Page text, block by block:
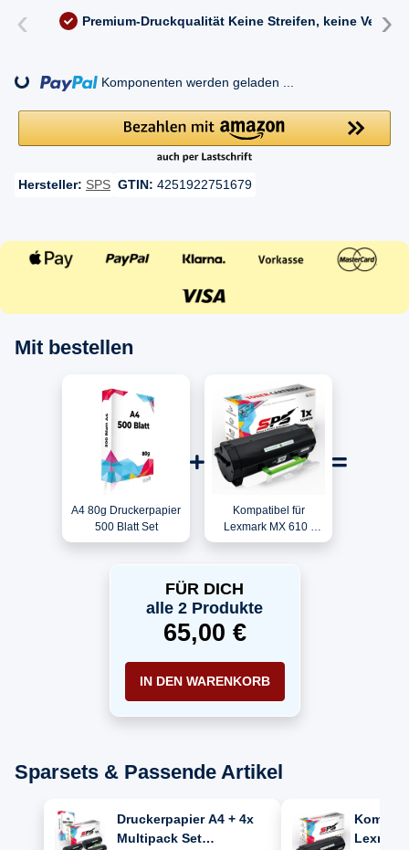
‹ Premium-Druckqualität Keine Streifen, keine ›
Komponenten werden geladen ...
Hersteller: SPS GTIN: 4251922751679
Mit bestellen
A4 80g Druckerpapier
500 Blatt Set
Kompatibel für
Lexmark MX 610 /
60F2000 / 602 Toner
FÜR DICH
alle 2 Produkte
65,00 €
IN DEN WARENKORB
Sparsets & Passende Artikel
Druckerpapier A4 + 4x
Multipack Set